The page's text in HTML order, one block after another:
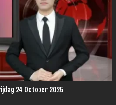
24 October 2025